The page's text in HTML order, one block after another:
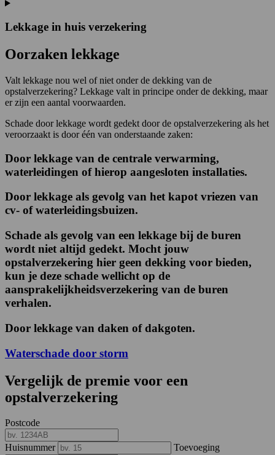
Lekkage in huis verzekering
Oorzaken lekkage
Valt lekkage nou wel of niet onder de dekking van de
opstalverzekering? Lekkage valt in principe onder de dekking, maar
er zijn een aantal voorwaarden.
Schade door lekkage wordt gedekt door de opstalverzekering als het
veroorzaakt is door één van onderstaande zaken:
Door lekkage van de centrale verwarming,
waterleidingen of hierop aangesloten installaties.
Door lekkage als gevolg van het kapot vriezen van
cv- of waterleidingsbuizen.
Schade als gevolg van een lekkage bij de buren
wordt niet altijd gedekt. Mocht jouw
opstalverzekering hier geen dekking voor bieden,
kun je deze schade wellicht op de
aansprakelijkheidsverzekering van de buren
verhalen.
Door lekkage van daken of dakgoten.
Waterschade door storm
Vergelijk de premie voor een
opstalverzekering
Postcode
Huisnummer Toevoeging